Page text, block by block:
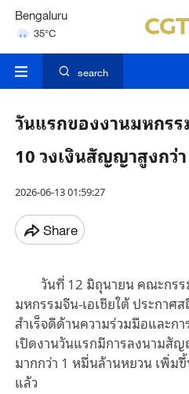
Bengaluru
35°C
Hyderabad
search
วันแรกของงานมหกรร
10 วงเงินสัญญาสูงกว่
2026-06-13 01:59:27
Share
วันที่ 12 มิถุนายน คณะกร
มหกรรมจีน-เอเชียใต้ ประกาศ
สำเร็จดีด้านความร่วมมือและก
เปิดงานวันแรกมีการลงนามสั
มากกว่า 1 หมื่นล้านหยวน เพิ่ม
แล้ว